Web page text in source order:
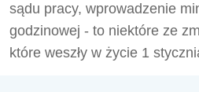
sądu pracy, wprowadzenie
godzinowej - to niektóre ze
które weszły w życie 1